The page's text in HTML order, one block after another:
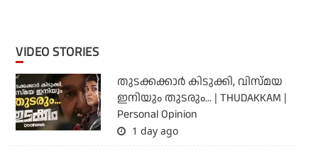
VIDEO STORIES
തുടക്കക്കാര്‍ കിടുക്കി, വിസ്മയ
ഇനിയും തുടരും... | THUDAKKAM |
Personal Opinion
1 day ago